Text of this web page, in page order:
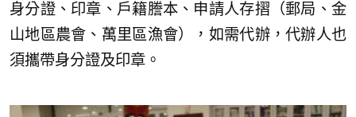
身分證、印章、戶籍謄本、申請人存摺（郵局、金
山地區農會、萬里區漁會），如需代辦，代辦人也
須攜帶身分證及印章。